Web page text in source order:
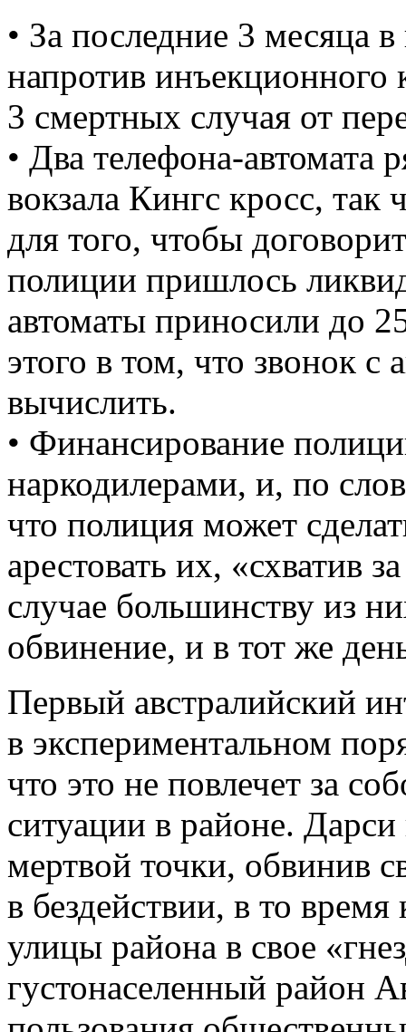
• За последние 3 месяца
напротив инъекционного
3 смертных случая от
• Два телефона-автомата
вокзала Кингс кросс, так
для того, чтобы
полиции пришлось
автоматы приносили до
этого в том, что звонок с
вычислить.
• Финансирование
наркодилерами, и, по
что полиция может
арестовать их, «схватив
случае большинству из
обвинение, и в тот же
Первый австралийский
в экспериментальном
что это не повлечет за
ситуации в районе.
мертвой точки, обвинив
в бездействии, в то
улицы района в свое
густонаселенный район